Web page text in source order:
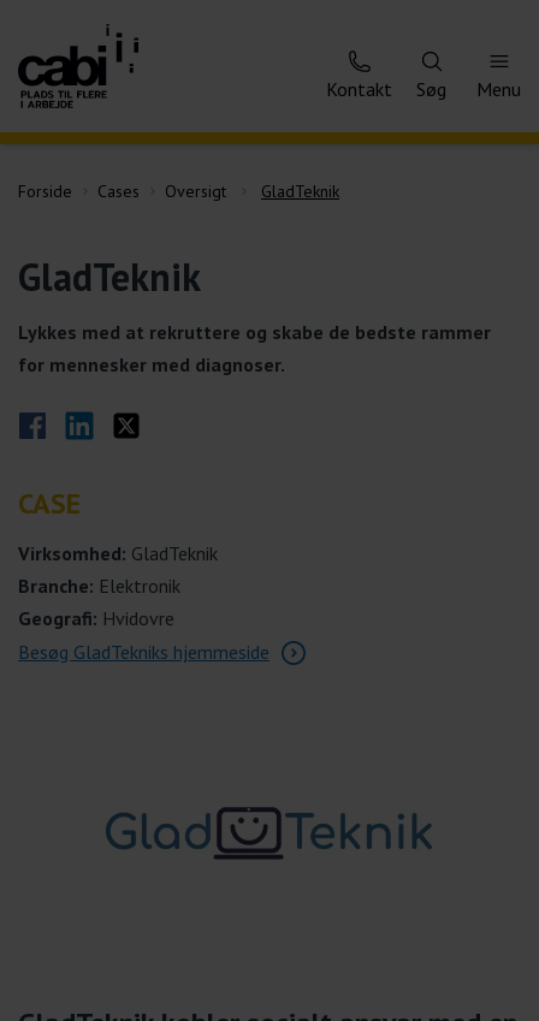
Kontakt Søg Menu
Forside Cases Oversigt GladTeknik
GladTeknik
Lykkes med at rekruttere og skabe de bedste rammer
for mennesker med diagnoser.
Del på Facebook
Del på LinkedIn
Del på Twitter
CASE
Virksomhed: GladTeknik
Branche: Elektronik
Geografi: Hvidovre
Besøg GladTekniks hjemmeside